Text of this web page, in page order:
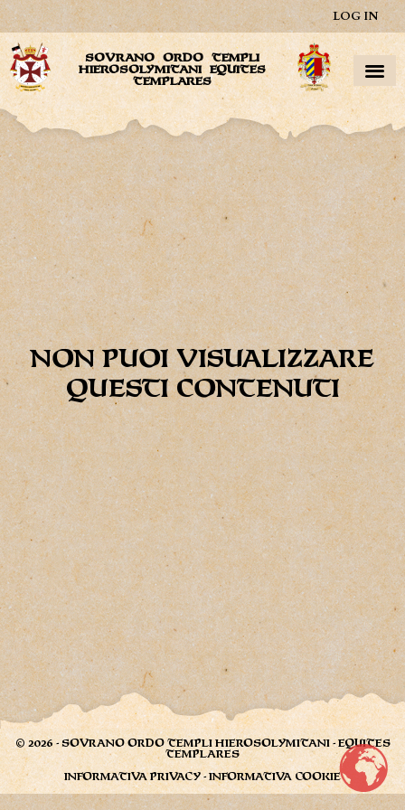
LOG IN
SOVRANO ORDO TEMPLI
HIEROSOLYMITANI EQUITES
TEMPLARES
NON PUOI VISUALIZZARE
QUESTI CONTENUTI
© 2026 - SOVRANO ORDO TEMPLI HIEROSOLYMITANI - EQUITES
TEMPLARES
INFORMATIVA PRIVACY-INFORMATIVA COOKIE